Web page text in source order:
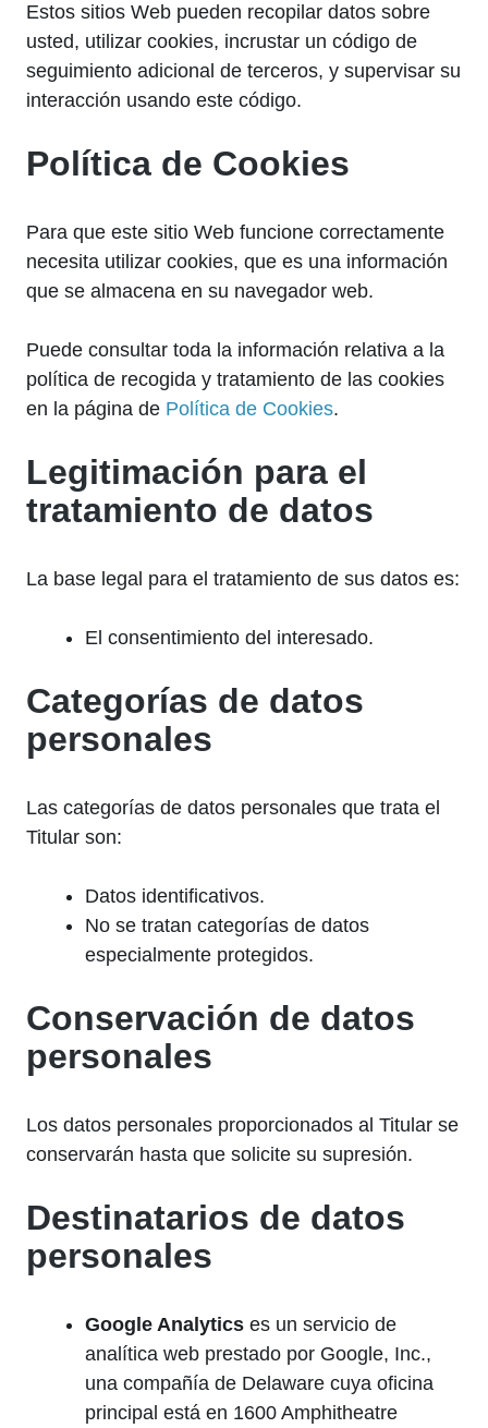
Estos sitios Web pueden recopilar datos sobre
usted, utilizar cookies, incrustar un código de
seguimiento adicional de terceros, y supervisar su
interacción usando este código.
Política de Cookies
Para que este sitio Web funcione correctamente
necesita utilizar cookies, que es una información
que se almacena en su navegador web.
Puede consultar toda la información relativa a la
política de recogida y tratamiento de las cookies
en la página de Política de Cookies.
Legitimación para el
tratamiento de datos
La base legal para el tratamiento de sus datos es:
El consentimiento del interesado.
Categorías de datos
personales
Las categorías de datos personales que trata el
Titular son:
Datos identificativos.
No se tratan categorías de datos
especialmente protegidos.
Conservación de datos
personales
Los datos personales proporcionados al Titular se
conservarán hasta que solicite su supresión.
Destinatarios de datos
personales
Google Analytics es un servicio de
analítica web prestado por Google, Inc.,
una compañía de Delaware cuya oficina
principal está en 1600 Amphitheatre